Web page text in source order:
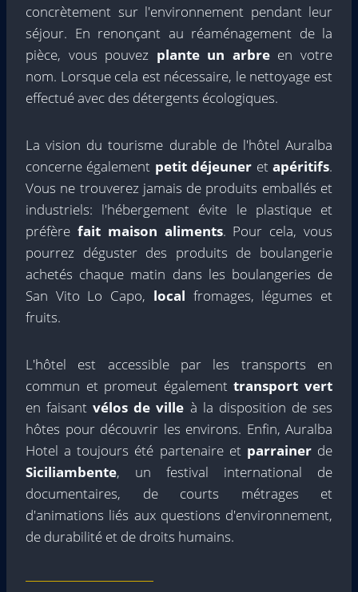
concrètement sur l'environnement pendant leur
séjour. En renonçant au réaménagement de la
pièce, vous pouvez plante un arbreen votre
nom. Lorsque cela est nécessaire, le nettoyage est
effectué avec des détergents écologiques.
La vision du tourisme durable de l'hôtel Auralba
concerne également petit déjeuner etapéritifs.
Vous ne trouverez jamais de produits emballés et
industriels: l'hébergement évite le plastique et
préfère fait maison aliments. Pour cela, vous
pourrez déguster des produits de boulangerie
achetés chaque matin dans les boulangeries de
San Vito Lo Capo, local fromages, légumes et
fruits.
L'hôtel est accessible par les transports en
commun et promeut égalementtransport vert
en faisantvélos de ville à la disposition de ses
hôtes pour découvrir les environs. Enfin, Auralba
Hotel a toujours été partenaire et parrainerde
Siciliambente, un festival international de
documentaires, de courts métrages et
d'animations liés aux questions d'environnement,
de durabilité et de droits humains.